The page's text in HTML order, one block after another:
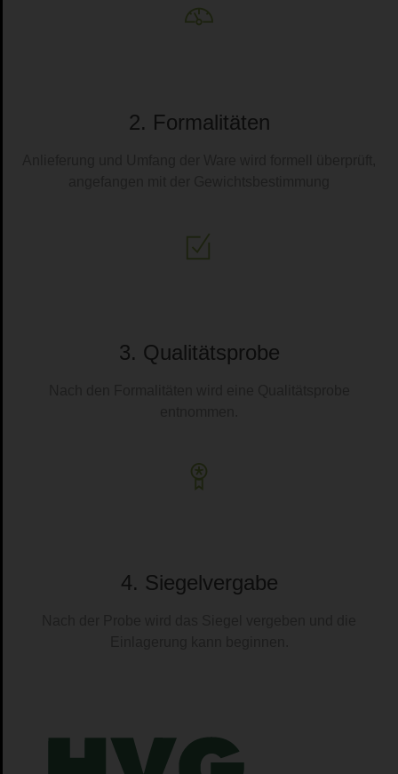
2. Formalitäten
3. Qualitätsprobe
4. Siegelvergabe